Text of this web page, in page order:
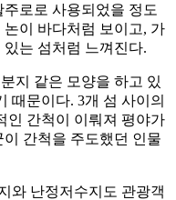
로로 사용되었을 정도
이 바다처럼 보이고, 가
는 섬처럼 느껴진다.
지 같은 모양을 하고 있
때문이다. 3개 섬 사이의
인 간척이 이뤄져 평야가
간척을 주도했던 인물
와 난정저수지도 관광객